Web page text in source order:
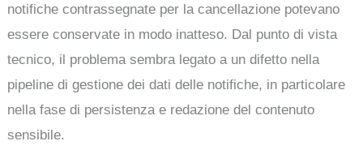
notifiche contrassegnate per la cancellazione potevano
essere conservate in modo inatteso. Dal punto di vista
tecnico, il problema sembra legato a un difetto nella
pipeline di gestione dei dati delle notifiche, in particolare
nella fase di persistenza e redazione del contenuto
sensibile.